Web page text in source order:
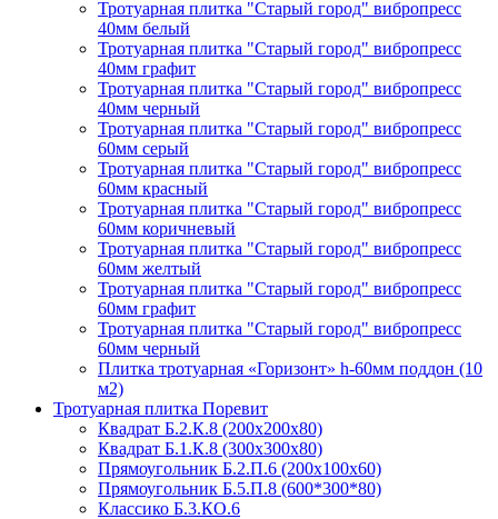
Тротуарная плитка "Старый город" вибропресс
40мм белый
Тротуарная плитка "Старый город" вибропресс
40мм графит
Тротуарная плитка "Старый город" вибропресс
40мм черный
Тротуарная плитка "Старый город" вибропресс
60мм серый
Тротуарная плитка "Старый город" вибропресс
60мм красный
Тротуарная плитка "Старый город" вибропресс
60мм коричневый
Тротуарная плитка "Старый город" вибропресс
60мм желтый
Тротуарная плитка "Старый город" вибропресс
60мм графит
Тротуарная плитка "Старый город" вибропресс
60мм черный
Плитка тротуарная «Горизонт» h-60мм поддон (10
м2)
Тротуарная плитка Поревит
Квадрат Б.2.К.8 (200х200х80)
Квадрат Б.1.К.8 (300х300х80)
Прямоугольник Б.2.П.6 (200х100х60)
Прямоугольник Б.5.П.8 (600*300*80)
Классико Б.3.КО.6